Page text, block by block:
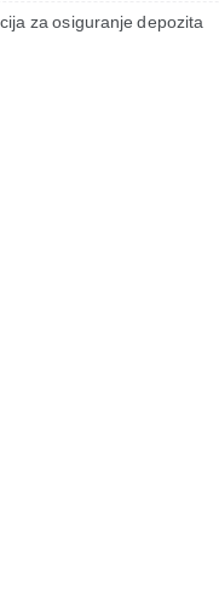
za osiguranje depozita